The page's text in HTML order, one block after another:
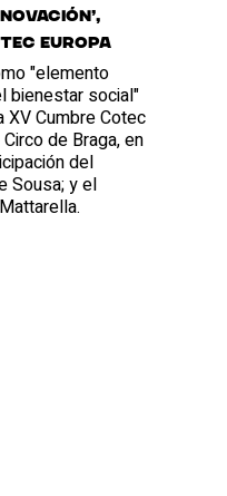
Europa
"elemento
bienestar social"
XV Cumbre Cotec
de Braga, en
del
Sousa; y el